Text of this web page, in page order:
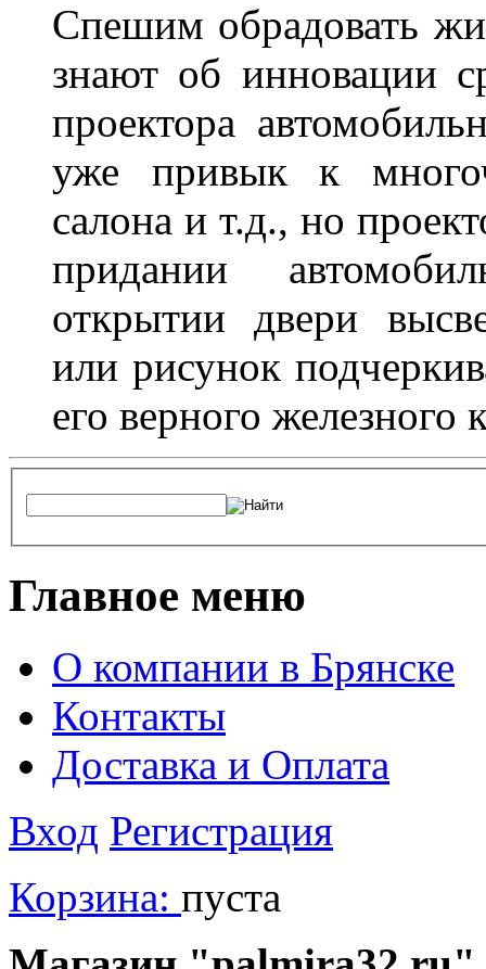
Спешим обрадовать
знают об инновации
проектора
уже привык к
салона и т.д., но
придании
открытии двери
или рисунок
его верного железного
Главное меню
О компании в Брянске
Контакты
Доставка и Оплата
Вход Регистрация
Корзина: пуста